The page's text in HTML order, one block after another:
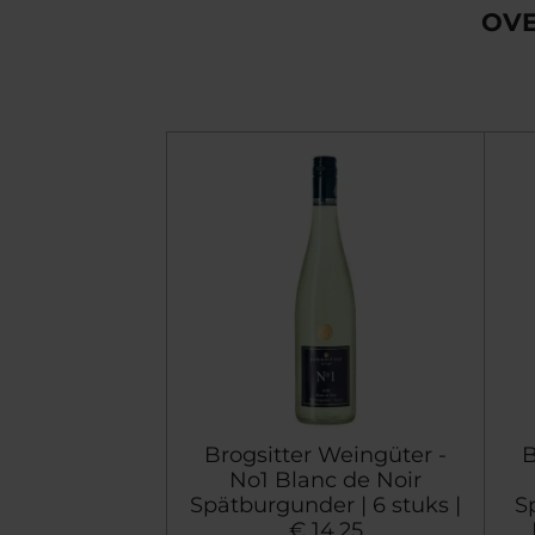
Brogsitter Weingüter -
No1 Blanc de Noir
Spätburgunder | 6 stuks |